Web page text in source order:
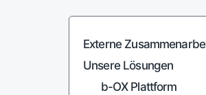
Zusammenarbeit
Externe
Unsere Lösungen
b-OX Plattform